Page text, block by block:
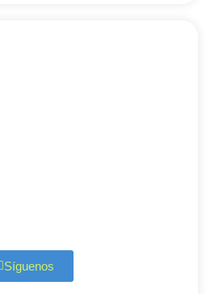
Síguenos